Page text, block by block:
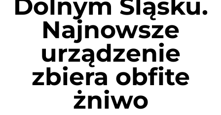
Dolnym Śląsku.
Najnowsze
urządzenie
zbiera obfite
żniwo